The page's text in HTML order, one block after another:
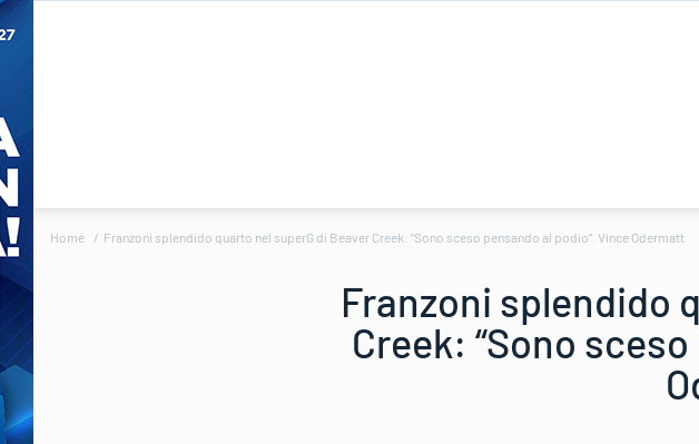
Home Franzoni splendido quarto nel superG di Beaver Creek: “Sono sceso pensando al podio”. Vince Odermatt
Franzoni splendido
Creek: “Sono